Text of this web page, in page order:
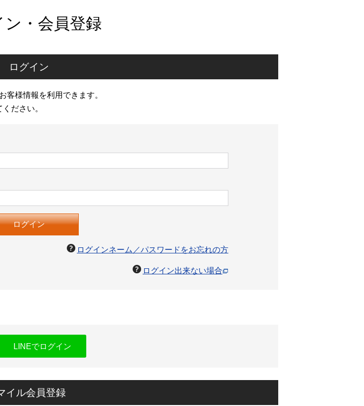
ン・会員登録
ログイン
客様情報を利用できます。
ださい。
ログインネーム／パスワードをお忘れの方
ログイン出来ない場合
LINEでログイン
イル会員登録